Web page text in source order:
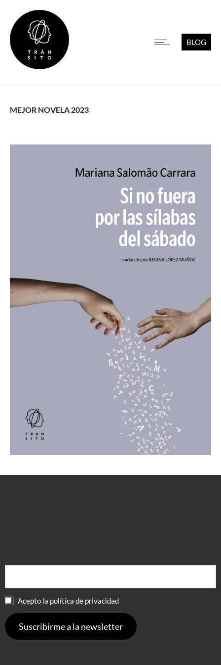
BLOG
MEJOR NOVELA 2023
Acepto la política de privacidad